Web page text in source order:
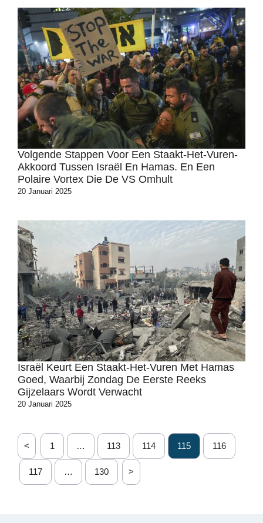
Volgende Stappen Voor Een Staakt-Het-Vuren-
Akkoord Tussen Israël En Hamas. En Een
Polaire Vortex Die De VS Omhult
20 Januari 2025
Israël Keurt Een Staakt-Het-Vuren Met Hamas
Goed, Waarbij Zondag De Eerste Reeks
Gijzelaars Wordt Verwacht
20 Januari 2025
< 1 … 113 114 115 116
117 … 130 >